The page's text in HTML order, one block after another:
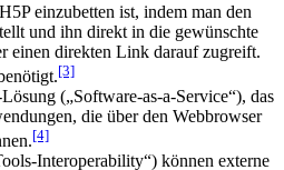
einzubetten ist, indem man den
und ihn direkt in die gewünschte
einen direkten Link darauf zugreift.
[3]
(„Software-as-a-Service“), das
die über den Webbrowser
[4]
Interoperability“) können externe